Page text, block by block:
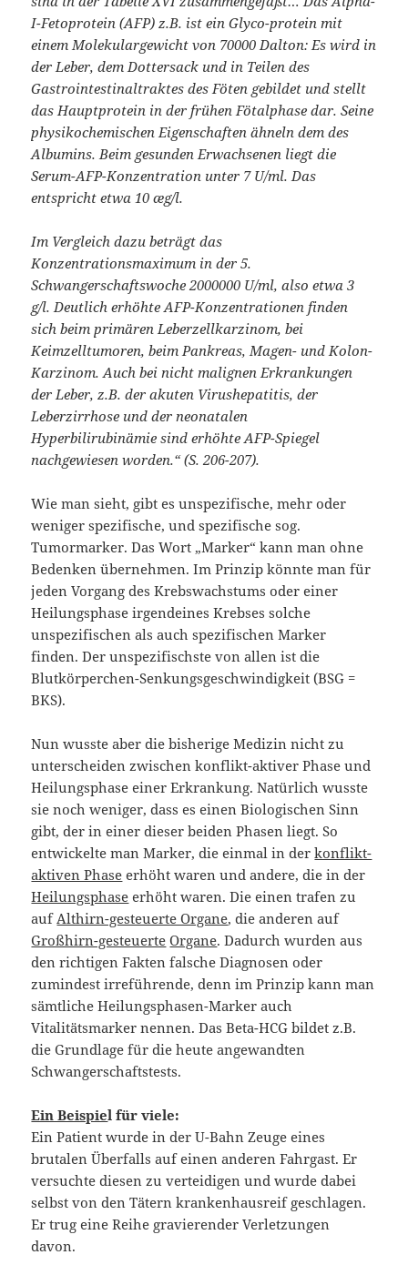
I-Fetoprotein (AFP) z.B. ist ein Glyco-protein mit
einem Molekulargewicht von 70000 Dalton: Es wird in
der Leber, dem Dottersack und in Teilen des
Gastrointestinaltraktes des Föten gebildet und stellt
das Hauptprotein in der frühen Fötalphase dar. Seine
physikochemischen Eigenschaften ähneln dem des
Albumins. Beim gesunden Erwachsenen liegt die
Serum-AFP-Konzentration unter 7 U/ml. Das
entspricht etwa 10 æg/l.
Im Vergleich dazu beträgt das
Konzentrationsmaximum in der 5.
Schwangerschaftswoche 2000000 U/ml, also etwa 3
g/l. Deutlich erhöhte AFP-Konzentrationen finden
sich beim primären Leberzellkarzinom, bei
Keimzelltumoren, beim Pankreas, Magen- und Kolon-
Karzinom. Auch bei nicht malignen Erkrankungen
der Leber, z.B. der akuten Virushepatitis, der
Leberzirrhose und der neonatalen
Hyperbilirubinämie sind erhöhte AFP-Spiegel
nachgewiesen worden.“ (S. 206-207).
Wie man sieht, gibt es unspezifische, mehr oder
weniger spezifische, und spezifische sog.
Tumormarker. Das Wort „Marker“ kann man ohne
Bedenken übernehmen. Im Prinzip könnte man für
jeden Vorgang des Krebswachstums oder einer
Heilungsphase irgendeines Krebses solche
unspezifischen als auch spezifischen Marker
finden. Der unspezifischste von allen ist die
Blutkörperchen-Senkungsgeschwindigkeit (BSG =
BKS).
Nun wusste aber die bisherige Medizin nicht zu
unterscheiden zwischen konflikt-aktiver Phase und
Heilungsphase einer Erkrankung. Natürlich wusste
sie noch weniger, dass es einen Biologischen Sinn
gibt, der in einer dieser beiden Phasen liegt. So
entwickelte man Marker, die einmal in derkonflikt-
aktiven Phase erhöht waren und andere, die in der
Heilungsphase erhöht waren. Die einen trafen zu
aufAlthirn-gesteuerte Organe, die anderen auf
Großhirn-gesteuerte Organe. Dadurch wurden aus
den richtigen Fakten falsche Diagnosen oder
zumindest irreführende, denn im Prinzip kann man
sämtliche Heilungsphasen-Marker auch
Vitalitätsmarker nennen. Das Beta-HCG bildet z.B.
die Grundlage für die heute angewandten
Schwangerschaftstests.
Ein Beispiel für viele:
Ein Patient wurde in der U-Bahn Zeuge eines
brutalen Überfalls auf einen anderen Fahrgast. Er
versuchte diesen zu verteidigen und wurde dabei
selbst von den Tätern krankenhausreif geschlagen.
Er trug eine Reihe gravierender Verletzungen
davon.